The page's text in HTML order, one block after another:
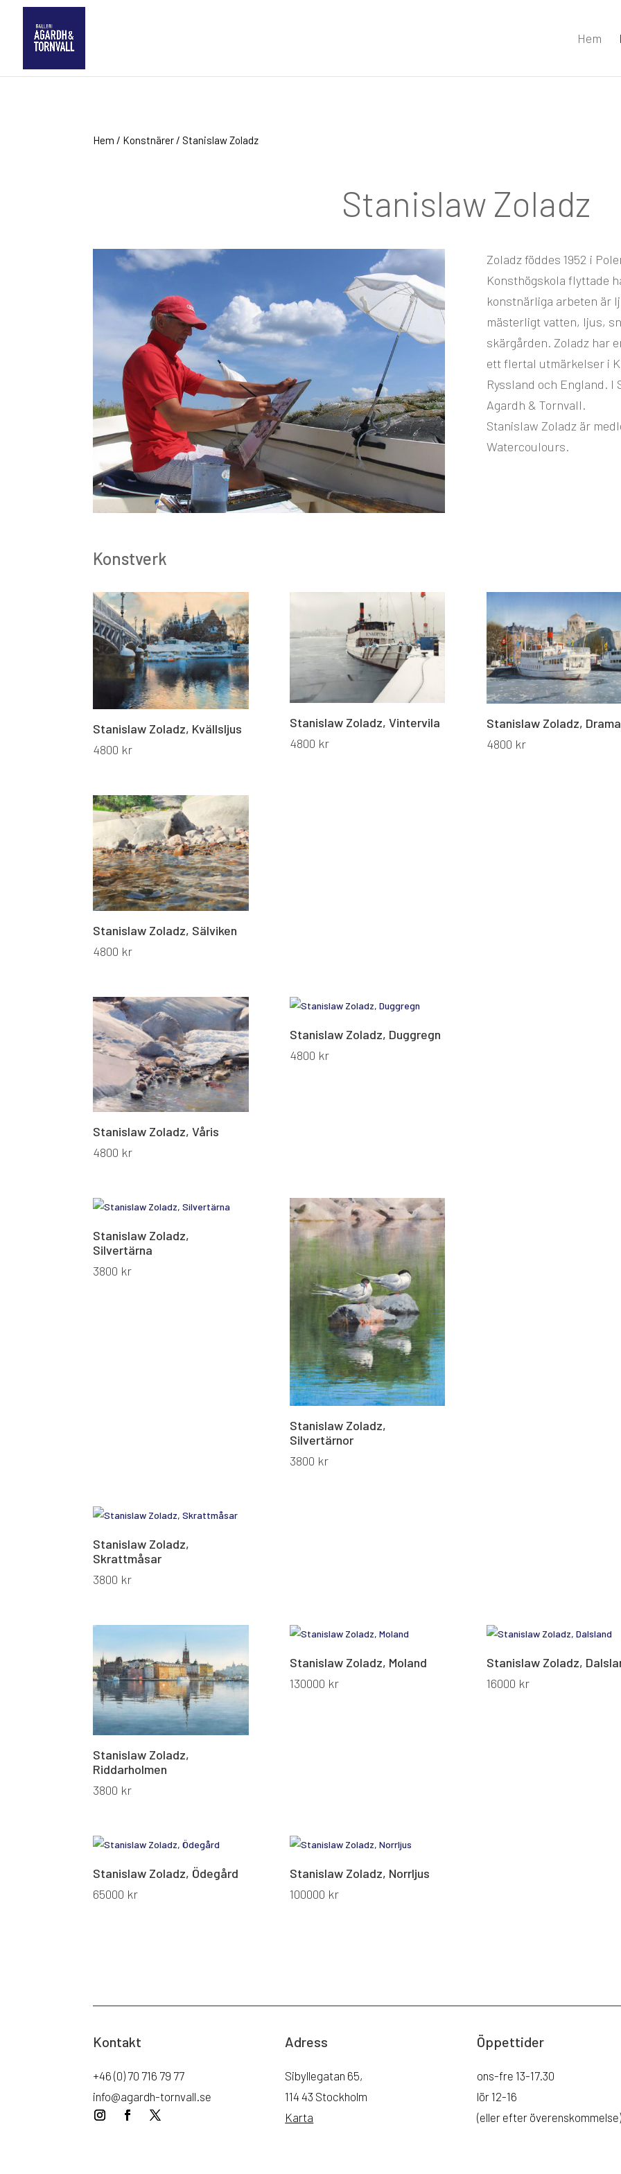
Hem
Hem / Konstnärer/ Stanislaw Zoladz
Stanislaw Zoladz
Zoladz föddes 1952 i
Konsthögskola flyttade
konstnärliga arbeten är
mästerligt vatten, ljus,
skärgården. Zoladz har
ett flertal utmärkelser i
Ryssland och England. I
Agardh & Tornvall.
Stanislaw Zoladz är
Watercoulours.
Konstverk
Stanislaw Zoladz, Kvällsljus
4800 kr
Stanislaw Zoladz, Vintervila
4800 kr
Stanislaw Zoladz,
4800 kr
Stanislaw Zoladz, Sälviken
4800 kr
Stanislaw Zoladz, Våris
4800 kr
Stanislaw Zoladz, Duggregn
4800 kr
Stanislaw Zoladz,
Silvertärna
3800 kr
Stanislaw Zoladz,
Silvertärnor
3800 kr
Stanislaw Zoladz,
Skrattmåsar
3800 kr
Stanislaw Zoladz,
Riddarholmen
3800 kr
Stanislaw Zoladz, Moland
130000 kr
Stanislaw Zoladz,
16000 kr
Stanislaw Zoladz, Ödegård
65000 kr
Stanislaw Zoladz, Norrljus
100000 kr
Kontakt
+46 (0) 70 716 79 77
info@agardh-tornvall.se
Adress
Sibyllegatan 65,
114 43 Stockholm
Karta
Öppettider
ons-fre 13-17.30
lör 12-16
(eller efter